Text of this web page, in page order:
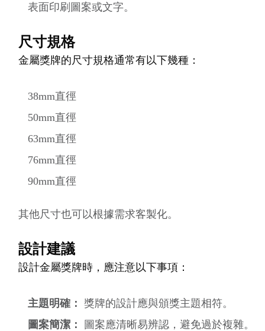
表面印刷圖案或文字。
尺寸規格
金屬獎牌的尺寸規格通常有以下幾種：
38mm直徑
50mm直徑
63mm直徑
76mm直徑
90mm直徑
其他尺寸也可以根據需求客製化。
設計建議
設計金屬獎牌時，應注意以下事項：
主題明確：
獎牌的設計應與頒獎主題相符。
圖案簡潔：
圖案應清晰易辨認，避免過於複雜。